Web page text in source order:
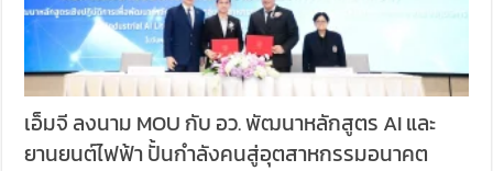
เอ็มจี ลงนาม MOU กับ อว. พัฒนาหลักสูตร AI และ
ยานยนต์ไฟฟ้า ปั้นกำลังคนสู่อุตสาหกรรมอนาคต